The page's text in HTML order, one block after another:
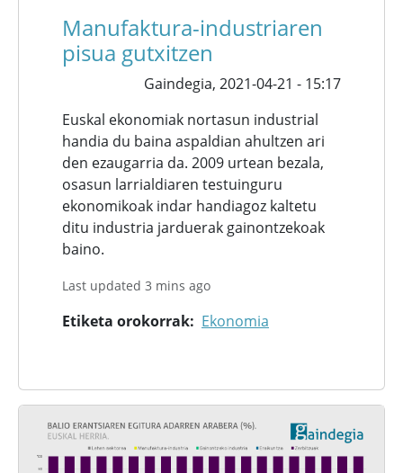
Manufaktura-industriaren
pisua gutxitzen
Gaindegia, 2021-04-21 - 15:17
Euskal ekonomiak nortasun industrial
handia du baina aspaldian ahultzen ari
den ezaugarria da. 2009 urtean bezala,
osasun larrialdiaren testuinguru
ekonomikoak indar handiagoz kaltetu
ditu industria jarduerak gainontzekoak
baino.
Last updated 3 mins ago
Etiketa orokorrak Ekonomia